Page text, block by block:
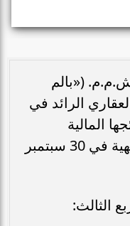
ش.م.م. («بالم
الرائد في
المالية
والتشغيلية للفترة المالية المنتهية في 30 سبتمبر